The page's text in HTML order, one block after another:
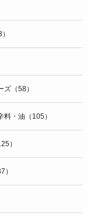
ズ（58）
料・油（105）
）
）